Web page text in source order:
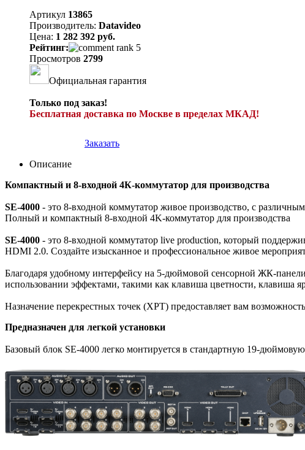
Артикул 13865
Производитель: Datavideo
Цена: 1 282 392 руб.
Рейтинг:
Просмотров 2799
Официальная гарантия
Только под заказ!
Бесплатная доставка по Москве в пределах МКАД!
Заказать
Описание
Компактный и 8-входной 4К-коммутатор для производства
SE-4000 - это 8-входной коммутатор живое производство, с
Полный и компактный 8-входной 4K-коммутатор для производства
SE-4000 - это 8-входной коммутатор live production, который
HDMI 2.0. Создайте изысканное и профессиональное живое
Благодаря удобному интерфейсу на 5-дюймовой сенсорной ЖК-
использовании эффектами, такими как клавиша цветности, клавиша
Назначение перекрестных точек (XPT) предоставляет вам
Предназначен для легкой установки
Базовый блок SE-4000 легко монтируется в стандартную 19-